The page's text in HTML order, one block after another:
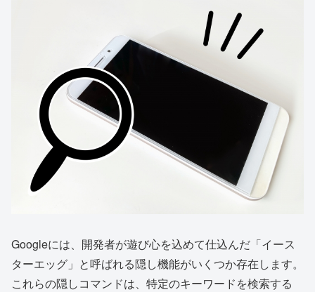
Googleには、開発者が遊び心を込めて仕込んだ「イース
ターエッグ」と呼ばれる隠し機能がいくつか存在します。
これらの隠しコマンドは、特定のキーワードを検索する